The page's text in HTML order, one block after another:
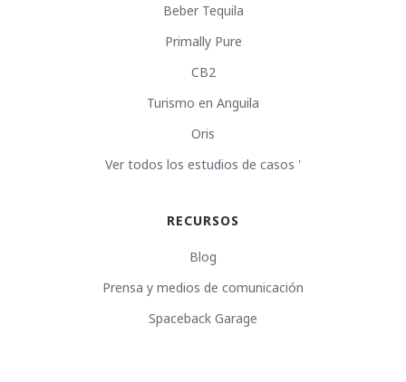
Beber Tequila
Primally Pure
CB2
Turismo en Anguila
Oris
Ver todos los estudios de casos '
RECURSOS
Blog
Prensa y medios de comunicación
Spaceback Garage